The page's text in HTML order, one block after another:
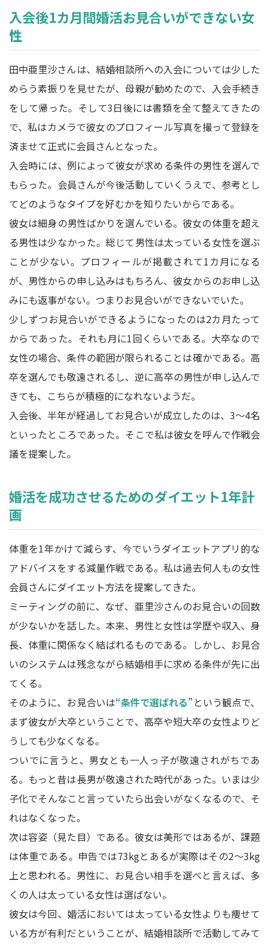
入会後1カ月間婚活お見合いができない女
性
田中亜里沙さんは、結婚相談所への入会については少した
めらう素振りを見せたが、母親が勧めたので、入会手続き
をして帰った。そして3日後には書類を全て整えてきたの
で、私はカメラで彼女のプロフィール写真を撮って登録を
済ませて正式に会員さんとなった。
入会時には、例によって彼女が求める条件の男性を選んで
もらった。会員さんが今後活動していくうえで、参考とし
てどのようなタイプを好むかを知りたいからである。
彼女は細身の男性ばかりを選んでいる。彼女の体重を超え
る男性は少なかった。総じて男性は太っている女性を選ぶ
ことが少ない。プロフィールが掲載されて1カ月になる
が、男性からの申し込みはもちろん、彼女からのお申し込
みにも返事がない。つまりお見合いができないでいた。
少しずつお見合いができるようになったのは2カ月たって
からであった。それも月に1回くらいである。大卒なので
女性の場合、条件の範囲が限られることは確かである。高
卒を選んでも敬遠されるし、逆に高卒の男性が申し込んで
きても、こちらが積極的になれないようだ。
入会後、半年が経過してお見合いが成立したのは、3～4名
といったところであった。そこで私は彼女を呼んで作戦会
議を提案した。
婚活を成功させるためのダイエット1年計
画
体重を1年かけて減らす、今でいうダイエットアプリ的な
アドバイスをする減量作戦である。私は過去何人もの女性
会員さんにダイエット方法を提案してきた。
ミーティングの前に、なぜ、亜里沙さんのお見合いの回数
が少ないかを話した。本来、男性と女性は学歴や収入、身
長、体重に関係なく結ばれるものである。しかし、お見合
いのシステムは残念ながら結婚相手に求める条件が先に出
てくる。
そのように、お見合いは“条件で選ばれる”という観点で、
まず彼女が大卒ということで、高卒や短大卒の女性よりど
うしても少なくなる。
ついでに言うと、男女とも一人っ子が敬遠されがちであ
る。もっと昔は長男が敬遠された時代があった。いまは少
子化でそんなこと言っていたら出会いがなくなるので、そ
れはなくなった。
次は容姿（見た目）である。彼女は美形ではあるが、課題
は体重である。申告では73kgとあるが実際はその2～3kg
上と思われる。男性に、お見合い相手を選べと言えば、多
くの人は太っている女性は選ばない。
彼女は今回、婚活においては太っている女性よりも痩せて
いる方が有利だということが、結婚相談所で活動してみて